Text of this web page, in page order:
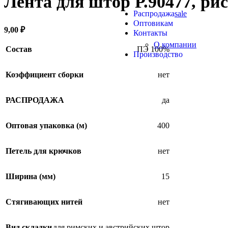
Продукция из арамидных
Распродажаsale
Оптовикам
Контакты
О компании
Производство
9,00 ₽
Состав ПЭ 100%
Коэффициент сборки нет
РАСПРОДАЖА да
Оптовая упаковка (м) 400
Петель для крючков нет
Ширина (мм) 15
Стягивающих нитей нет